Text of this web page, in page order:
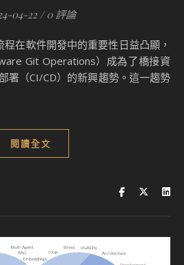
04-22 / 0 評論
Git Operations）成為了橋接資
署（CI/CD）的新興趨勢。這一趨勢
閱讀全文